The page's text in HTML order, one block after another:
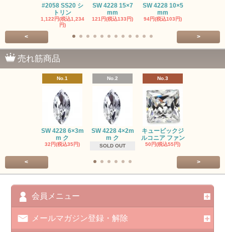
#2058 SS20 シ
トリン
1,122円(税込1,234
円)
SW 4228 15×7
mm
121円(税込133円)
SW 4228 10×5
mm
94円(税込103円)
< >
売れ筋商品
No.1
SW 4228 6×3m
m ク
32円(税込35円)
No.2
SW 4228 4×2m
m ク
SOLD OUT
No.3
キュービックジ
ルコニア ファン
50円(税込55円)
< >
会員メニュー
メールマガジン登録・解除